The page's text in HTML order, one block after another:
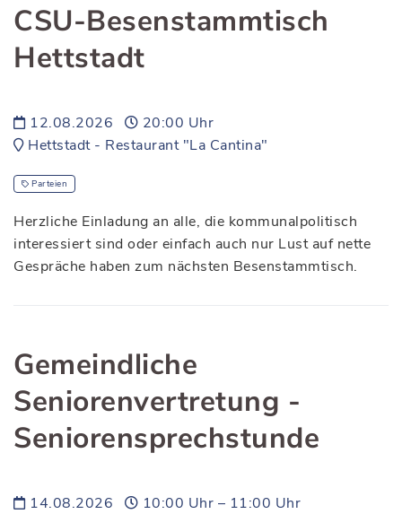
CSU-Besenstammtisch
Hettstadt
12.08.2026
20:00 Uhr
Hettstadt - Restaurant "La Cantina"
Parteien
Herzliche Einladung an alle, die kommunalpolitisch
interessiert sind oder einfach auch nur Lust auf nette
Gespräche haben zum nächsten Besenstammtisch.
Gemeindliche
Seniorenvertretung -
Seniorensprechstunde
14.08.2026
10:00 Uhr – 11:00 Uhr